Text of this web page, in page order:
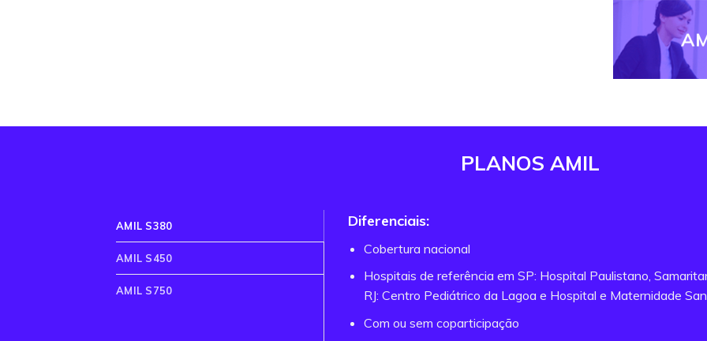
PLANOS AMIL
AMIL S380
AMIL S450
AMIL S750
Diferenciais:
Cobertura nacional
Hospitais de referência em SP: Hospital Paulistano,
RJ: Centro Pediátrico da Lagoa e Hospital e Maternidade
Com ou sem coparticipação